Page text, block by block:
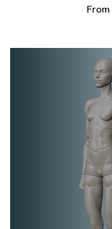
From